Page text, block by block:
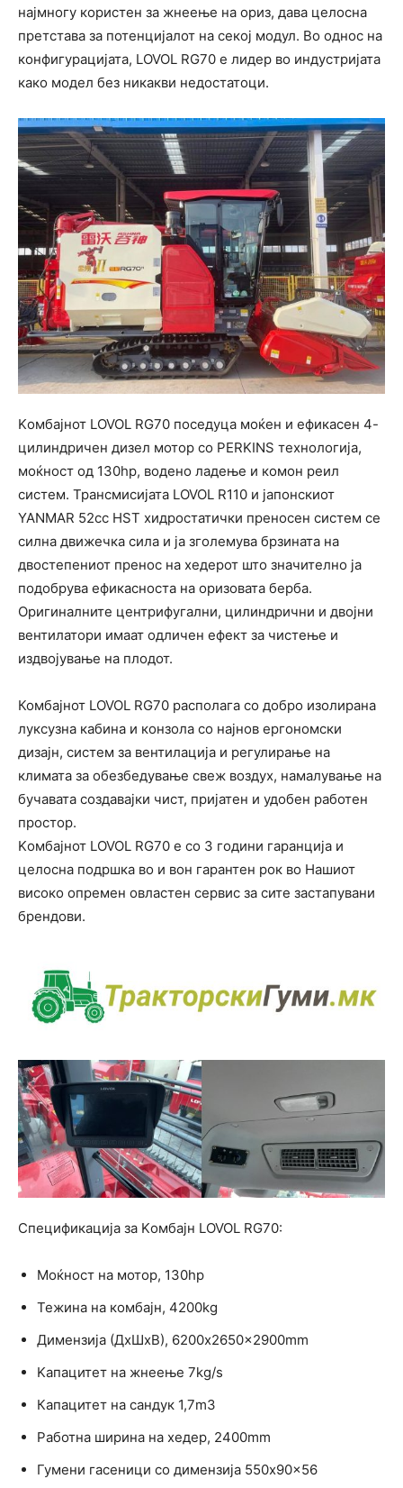
најмногу користен за жнеење на ориз, дава целосна
претстава за потенцијалот на секој модул. Во однос на
конфигурацијата, LOVOL RG70 е лидер во индустријата
како модел без никакви недостатоци.
Kомбајнот LOVOL RG70 поседуца моќен и ефикасен 4-
цилиндричен дизел мотор со PERKINS технологија,
моќност од 130hp, водено ладење и комон реил
систем. Трансмисијата LOVOL R110 и јапонскиот
YANMAR 52cc HST хидростатички преносен систем се
силна движечка сила и ја зголемува брзината на
двостепениот пренос на хедерот што значително ја
подобрува ефикасноста на оризовата берба.
Оригиналните центрифугални, цилиндрични и двојни
вентилатори имаат одличен ефект за чистење и
издвојување на плодот.
Комбајнот LOVOL RG70 располага со добро изолирана
луксузна кабина и конзола со најнов ергономски
дизајн, систем за вентилација и регулирање на
климата за обезбедување свеж воздух, намалување на
бучавата создавајки чист, пријатен и удобен работен
простор.
Kомбајнот LOVOL RG70 е со 3 години гаранција и
целосна подршка во и вон гарантен рок во Нашиот
високо опремен овластен сервис за сите застапувани
брендови.
Спецификација за Kомбајн LOVOL RG70:
Mоќност на мотор, 130hp
Тежина на комбајн, 4200kg
Димензија (ДxШxВ), 6200x2650x2900mm
Kaпацитет на жнеење 7kg/s
Капацитет на сандук 1,7m3
Работна ширина на хедер, 2400mm
Гумени гасеници со димензија 550x90x56